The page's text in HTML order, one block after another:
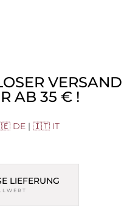
VERSAND
AB 35 € !
DE | 🇮🇹 IT
LIEFERUNG